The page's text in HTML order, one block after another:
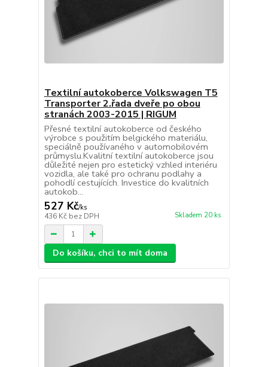
Textilní autokoberce Volkswagen T5
Transporter 2.řada dveře po obou
stranách 2003-2015 | RIGUM
Přesné textilní autokoberce od českého
výrobce s použitím belgického materiálu,
speciálně používaného v automobilovém
průmyslu.Kvalitní textilní autokoberce jsou
důležité nejen pro estetický vzhled interiéru
vozidla, ale také pro ochranu podlahy a
pohodlí cestujících. Investice do kvalitních
autokob...
527 Kč/ks
436 Kč bez DPH Skladem 20 ks
Do košíku, chci to mít doma